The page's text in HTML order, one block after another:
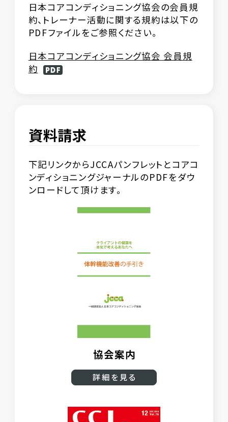
日本コアコンディショニング協会の会員規
約、トレーナー活動に関する規約は以下の
PDFファイルをご参照ください。
日本コアコンディショニング協会 会員規
約
資料請求
下記リンクからJCCAパンフレットとコアコ
ンディショニングジャーナルのPDFをダウ
ンロードして頂けます。
協会案内
詳細を見る